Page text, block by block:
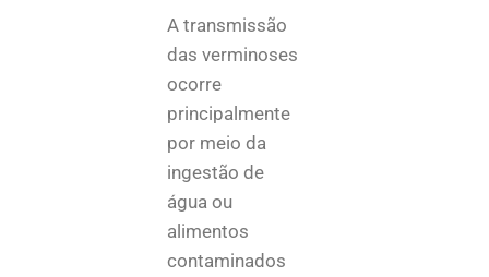
A transmissão
das verminoses
ocorre
principalmente
por meio da
ingestão de
água ou
alimentos
contaminados